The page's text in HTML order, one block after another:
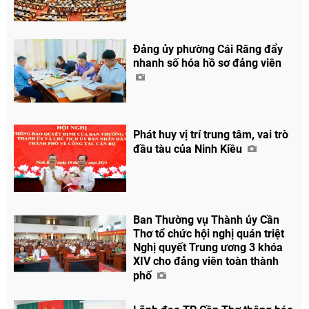
Đảng ủy phường Cái Răng đẩy
nhanh số hóa hồ sơ đảng viên
Phát huy vị trí trung tâm, vai trò
đầu tàu của Ninh Kiều
Ban Thường vụ Thành ủy Cần
Thơ tổ chức hội nghị quán triệt
Nghị quyết Trung ương 3 khóa
XIV cho đảng viên toàn thành
phố